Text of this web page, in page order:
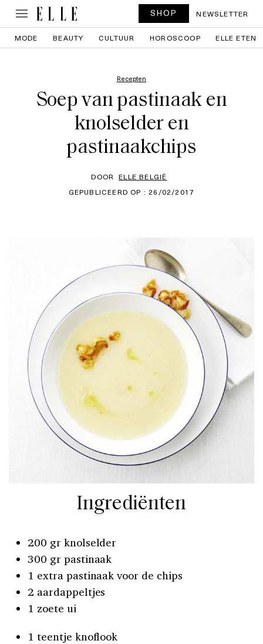
SHOP NEWSLETTER
MODE BEAUTY CULTUUR HOROSCOOP ELLE ETEN
Recepten
Soep van pastinaak en
knolselder en
pastinaakchips
DOOR ELLE BELGIË
GEPUBLICEERD OP : 26/02/2017
Ingrediënten
200 gr knolselder
300 gr pastinaak
1 extra pastinaak voor de chips
2 aardappeltjes
1 zoete ui
1 teentje knoflook